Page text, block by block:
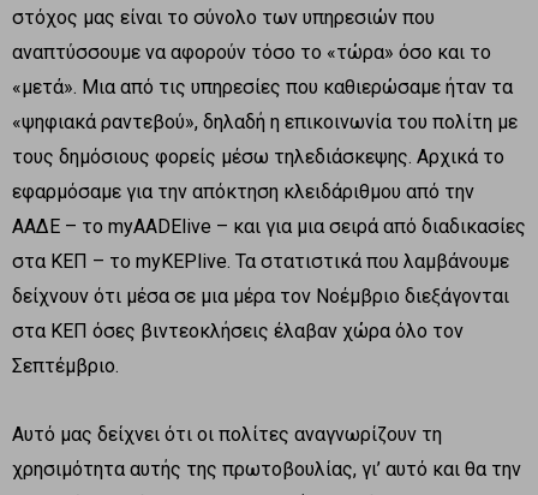
στόχος μας είναι το σύνολο των υπηρεσιών που
αναπτύσσουμε να αφορούν τόσο το «τώρα» όσο και το
«μετά». Μια από τις υπηρεσίες που καθιερώσαμε ήταν τα
«ψηφιακά ραντεβού», δηλαδή η επικοινωνία του πολίτη με
τους δημόσιους φορείς μέσω τηλεδιάσκεψης. Αρχικά το
εφαρμόσαμε για την απόκτηση κλειδάριθμου από την
ΑΑΔΕ – το myAADElive – και για μια σειρά από διαδικασίες
στα ΚΕΠ – το myKEPlive. Τα στατιστικά που λαμβάνουμε
δείχνουν ότι μέσα σε μια μέρα τον Νοέμβριο διεξάγονται
στα ΚΕΠ όσες βιντεοκλήσεις έλαβαν χώρα όλο τον
Σεπτέμβριο.
Αυτό μας δείχνει ότι οι πολίτες αναγνωρίζουν τη
χρησιμότητα αυτής της πρωτοβουλίας, γι’ αυτό και θα την